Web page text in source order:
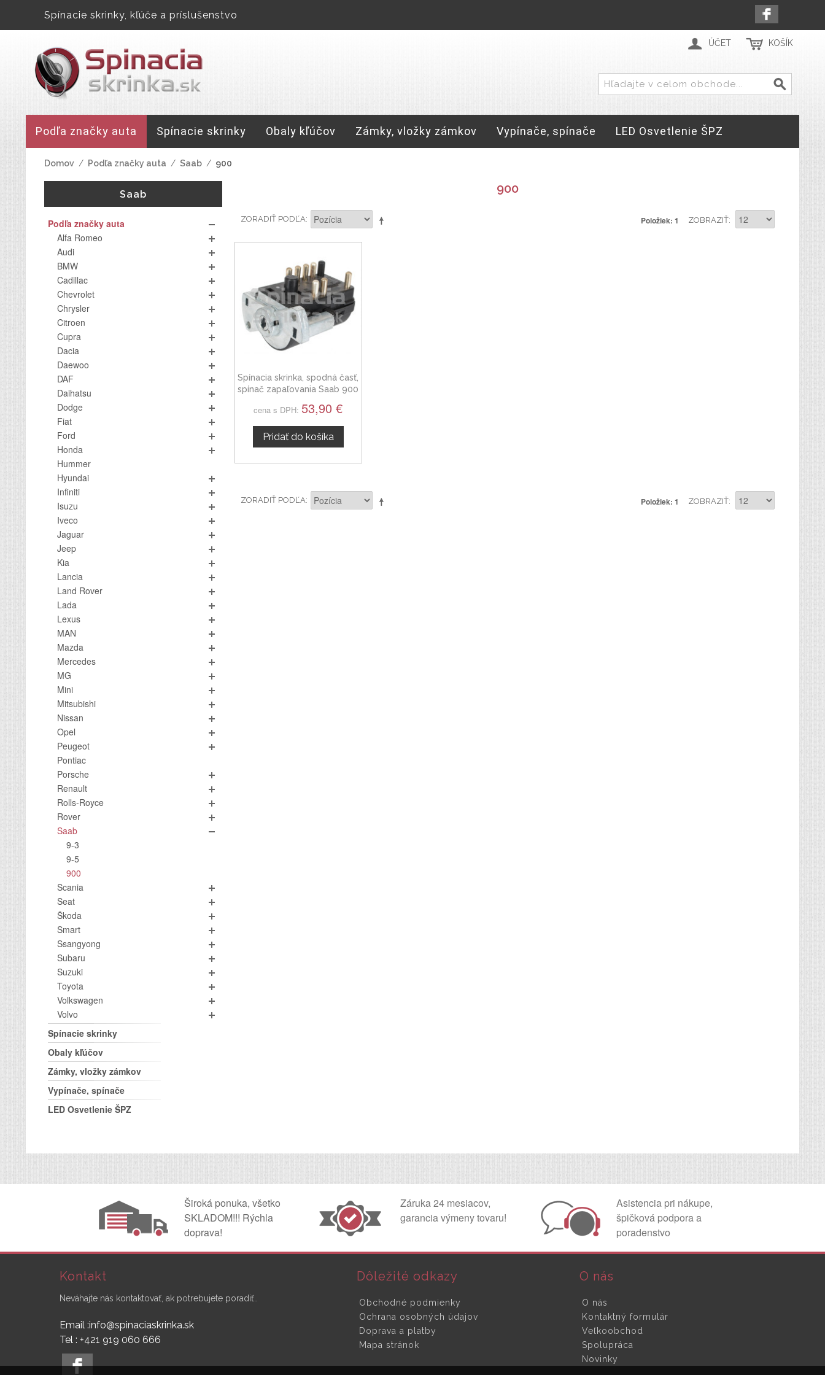
Spínacie skrinky, kľúče a príslušenstvo
ÚČET KOŠÍK
Podľa značky auta Spínacie skrinky Obaly kľúčov Zámky, vložky zámkov Vypínače, spínače LED Osvetlenie ŠPZ
Domov / Podľa značky auta / Saab / 900
900
ZORADIŤ PODĽA Položiek: 1 ZOBRAZIŤ
Spínacia skrinka, spodná časť,
spínač zapaľovania Saab 900
cena s DPH: 53,90 €
Pridať do košíka
ZORADIŤ PODĽA Položiek: 1 ZOBRAZIŤ
Saab
Podľa značky auta
Alfa Romeo
Audi
BMW
Cadillac
Chevrolet
Chrysler
Citroen
Cupra
Dacia
Daewoo
DAF
Daihatsu
Dodge
Fiat
Ford
Honda
Hummer
Hyundai
Infiniti
Isuzu
Iveco
Jaguar
Jeep
Kia
Lancia
Land Rover
Lada
Lexus
MAN
Mazda
Mercedes
MG
Mini
Mitsubishi
Nissan
Opel
Peugeot
Pontiac
Porsche
Renault
Rolls-Royce
Rover
Saab
9-3
9-5
900
Scania
Seat
Škoda
Smart
Ssangyong
Subaru
Suzuki
Toyota
Volkswagen
Volvo
Spínacie skrinky
Obaly kľúčov
Zámky, vložky zámkov
Vypínače, spínače
LED Osvetlenie ŠPZ
Široká ponuka, všetko
SKLADOM!!! Rýchla
doprava!
Záruka 24 mesiacov,
garancia výmeny tovaru!
Asistencia pri nákupe,
špičková podpora a
poradenstvo
O nás
O nás
Kontaktný formulár
Veľkoobchod
Spolupráca
Novinky
Dôležité odkazy
Obchodné podmienky
Ochrana osobných údajov
Doprava a platby
Mapa stránok
Kontakt
Neváhajte nás kontaktovať, ak potrebujete poradiť..
Email :info@spinaciaskrinka.sk
Tel : +421 919 060 666